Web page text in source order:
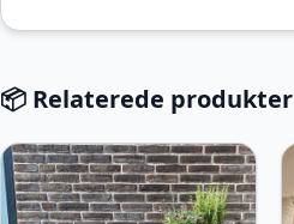
📦 Relaterede produkter